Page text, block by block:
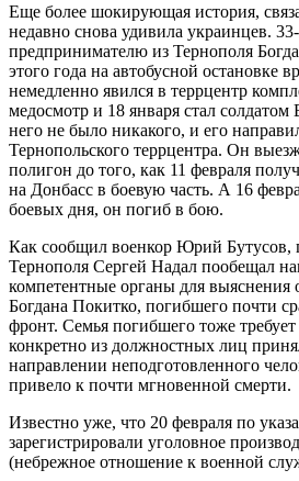
Еще более шокирующая история,
недавно снова удивила украинцев.
предпринимателю из Тернополя
этого года на автобусной остановке
немедленно явился в террцентр
медосмотр и 18 января стал
него не было никакого, и его
Тернопольского террцентра. Он
полигон до того, как 11 февраля
на Донбасс в боевую часть. А 16
боевых дня, он погиб в бою.
Как сообщил военкор Юрий Бутусов,
Тернополя Сергей Надал пообещал
компетентные органы для выяснения
Богдана Покитко, погибшего почти
фронт. Семья погибшего тоже требует
конкретно из должностных лиц
направлении неподготовленного
привело к почти мгновенной смерти.
Известно уже, что 20 февраля по
зарегистрировали уголовное
(небрежное отношение к военной